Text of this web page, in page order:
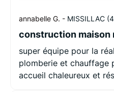
annabelle G. - MISSILLAC
super équipe pour la
plomberie et chauffage
accueil chaleureux et